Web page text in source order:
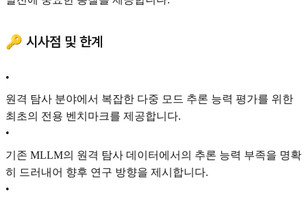
🔑 시사점 및 한계
•
원격 탐사 분야에서 복잡한 다중 모드 추론 능력 평가를 위한
최초의 전용 벤치마크를 제공합니다.
•
기존 MLLM의 원격 탐사 데이터에서의 추론 능력 부족을 명확
히 드러내어 향후 연구 방향을 제시합니다.
•